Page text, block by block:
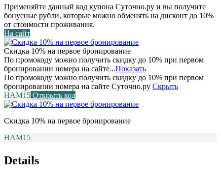
Применяйте данный код купона Суточно.ру и вы получите
бонусные рубли, которые можно обменять на дисконт до 10%
от стоимости проживания.
На сайт
Скидка 10% на первое бронирование
По промокоду можно получить скидку до 10% при первом
бронировании номера на сайте...Показать
По промокоду можно получить скидку до 10% при первом
бронировании номера на сайте Суточно.ру Скрыть
НАМ15 Открыть код
Скидка 10% на первое бронирование
НАМ15
Details